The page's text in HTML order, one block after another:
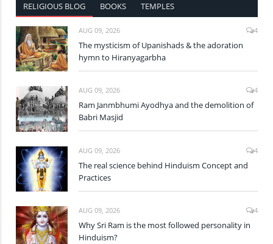
RELIGIOUS BLOG BOOKS TEMPLES
AUG 09, 2026 4
The mysticism of Upanishads & the adoration
hymn to Hiranyagarbha
AUG 09, 2026 4
Ram Janmbhumi Ayodhya and the demolition of
Babri Masjid
AUG 09, 2026 4
The real science behind Hinduism Concept and
Practices
AUG 09, 2026 4
Why Sri Ram is the most followed personality in
Hinduism?